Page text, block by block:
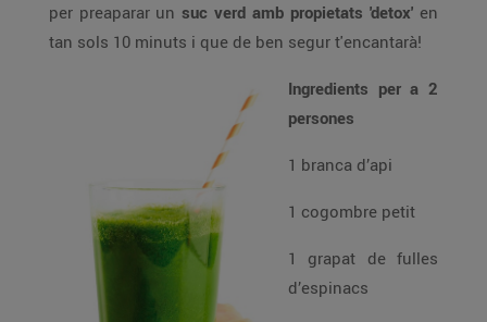
per preaparar un suc verd amb propietats 'detox' en
tan sols 10 minuts i que de ben segur t'encantarà!
Ingredients per a 2
persones
1 branca d’api
1 cogombre petit
1 grapat de fulles
d’espinacs